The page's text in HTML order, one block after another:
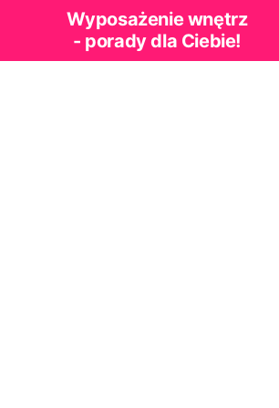
Wyposażenie wnętrz
- porady dla Ciebie!